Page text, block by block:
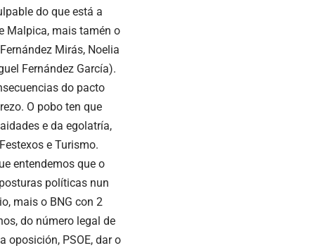
do que está a
Malpica, mais tamén o
Mirás, Noelia
Fernández García).
do pacto
O pobo ten que
e da egolatría,
e Turismo.
entendemos que o
políticas nun
mais o BNG con 2
do número legal de
oposición, PSOE, dar o